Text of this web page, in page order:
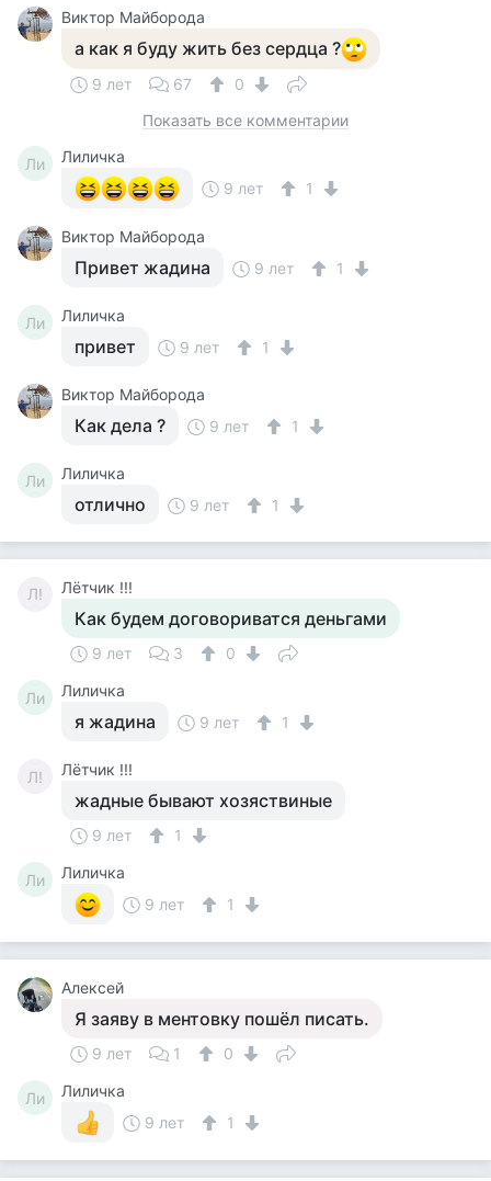
Виктор Майборода
а как я буду жить без сердца ?
9 лет 67
0
Показать все комментарии
Ли
Лиличка
9 лет
1
Виктор Майборода
Привет жадина 9 лет 1
Ли Лиличка
привет 9 лет 1
Виктор Майборода
Как дела ? 9 лет 1
Ли Лиличка
отлично 9 лет 1
Л! Лётчик !!!
Как будем договориватся деньгами
9 лет 3 0
Ли Лиличка
я жадина 9 лет 1
Л! Лётчик !!!
жадные бывают хозяствиные
9 лет 1
Ли
Лиличка
9 лет
1
Алексей
Я заяву в ментовку пошёл писать.
9 лет 1 0
Ли
Лиличка
9 лет
1